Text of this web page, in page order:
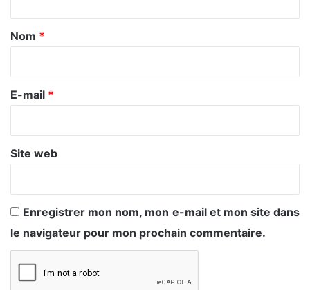
a
r
e
Nom *
E-mail *
Site web
Enregistrer mon nom, mon e-mail et mon site dans
le navigateur pour mon prochain commentaire.